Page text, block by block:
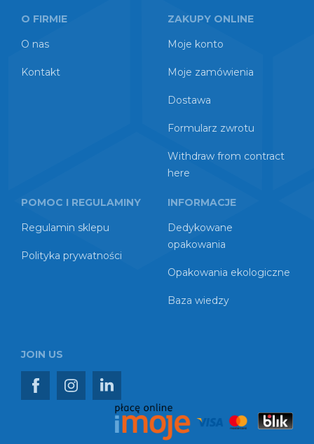
O FIRMIE
O nas
Kontakt
ZAKUPY ONLINE
Moje konto
Moje zamówienia
Dostawa
Formularz zwrotu
Withdraw from contract
here
POMOC I REGULAMINY
Regulamin sklepu
Polityka prywatności
INFORMACJE
Dedykowane
opakowania
Opakowania ekologiczne
Baza wiedzy
JOIN US